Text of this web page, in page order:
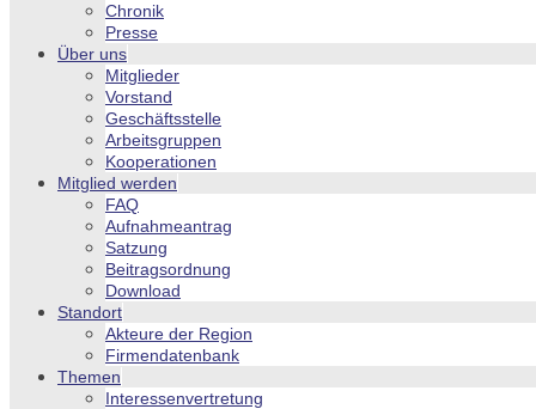
Chronik
Presse
Über uns
Mitglieder
Vorstand
Geschäftsstelle
Arbeitsgruppen
Kooperationen
Mitglied werden
FAQ
Aufnahmeantrag
Satzung
Beitragsordnung
Download
Standort
Akteure der Region
Firmendatenbank
Themen
Interessenvertretung